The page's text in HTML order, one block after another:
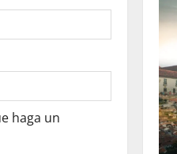
haga un